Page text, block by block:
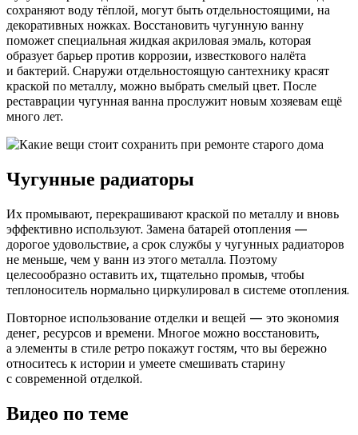
сохраняют воду тёплой, могут быть отдельностоящими, на
декоративных ножках. Восстановить чугунную ванну
поможет специальная жидкая акриловая эмаль, которая
образует барьер против коррозии, известкового налёта
и бактерий. Снаружи отдельностоящую сантехнику красят
краской по металлу, можно выбрать смелый цвет. После
реставрации чугунная ванна прослужит новым хозяевам ещё
много лет.
Чугунные радиаторы
Их промывают, перекрашивают краской по металлу и вновь
эффективно используют. Замена батарей отопления —
дорогое удовольствие, а срок службы у чугунных радиаторов
не меньше, чем у ванн из этого металла. Поэтому
целесообразно оставить их, тщательно промыв, чтобы
теплоноситель нормально циркулировал в системе отопления.
Повторное использование отделки и вещей — это экономия
денег, ресурсов и времени. Многое можно восстановить,
а элементы в стиле ретро покажут гостям, что вы бережно
относитесь к истории и умеете смешивать старину
с современной отделкой.
Видео по теме